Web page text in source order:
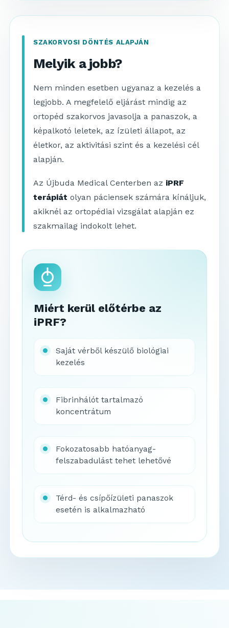
SZAKORVOSI DÖNTÉS ALAPJÁN
Melyik a jobb?
Nem minden esetben ugyanaz a kezelés a
legjobb. A megfelelő eljárást mindig az
ortopéd szakorvos javasolja a panaszok, a
képalkotó leletek, az ízületi állapot, az
életkor, az aktivitási szint és a kezelési cél
alapján.
Az Újbuda Medical Centerben az iPRF
terápiát olyan páciensek számára kínáljuk,
akiknél az ortopédiai vizsgálat alapján ez
szakmailag indokolt lehet.
Miért kerül előtérbe az
iPRF?
Saját vérből készülő biológiai
kezelés
Fibrinhálót tartalmazó
koncentrátum
Fokozatosabb hatóanyag-
felszabadulást tehet lehetővé
Térd- és csípőízületi panaszok
esetén is alkalmazható